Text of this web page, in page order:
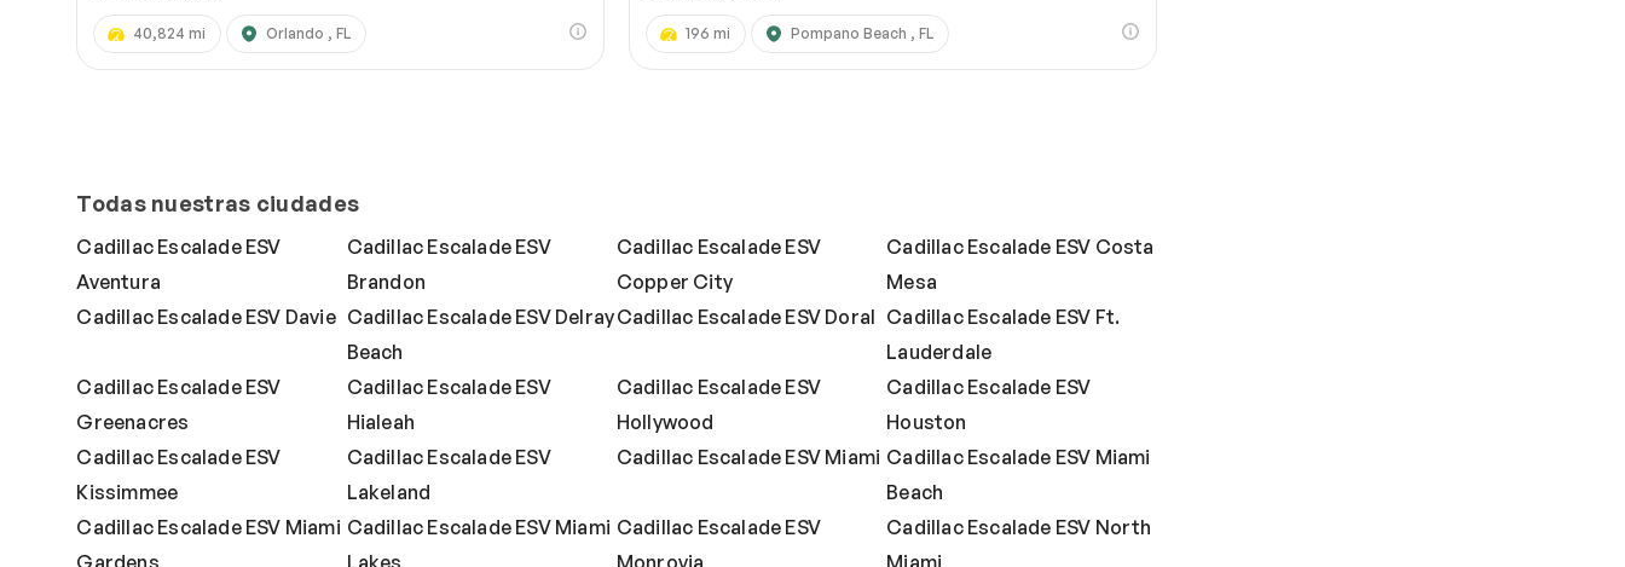
40,824 mi Orlando , FL 196 mi Pompano Beach , FL
Todas nuestras ciudades
Cadillac Escalade ESV
Aventura
Cadillac Escalade ESV
Brandon
Cadillac Escalade ESV
Copper City
Cadillac Escalade ESV Costa
Mesa
Cadillac Escalade ESV Davie Cadillac Escalade ESV Delray
Beach
Cadillac Escalade ESV Doral Cadillac Escalade ESV Ft.
Lauderdale
Cadillac Escalade ESV
Greenacres
Cadillac Escalade ESV
Hialeah
Cadillac Escalade ESV
Hollywood
Cadillac Escalade ESV
Houston
Cadillac Escalade ESV
Kissimmee
Cadillac Escalade ESV
Lakeland
Cadillac Escalade ESV Miami Cadillac Escalade ESV Miami
Beach
Cadillac Escalade ESV Miami
Gardens
Cadillac Escalade ESV Miami
Lakes
Cadillac Escalade ESV
Monrovia
Cadillac Escalade ESV North
Miami